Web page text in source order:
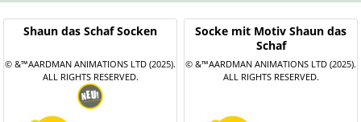
Shaun das Schaf Socken
© &™AARDMAN ANIMATIONS LTD (2025).
ALL RIGHTS RESERVED.
Socke mit Motiv Shaun das
Schaf
© &™AARDMAN ANIMATIONS LTD (2025).
ALL RIGHTS RESERVED.